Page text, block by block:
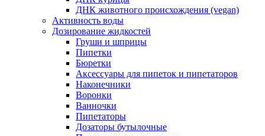
ДНК животного происхождения (vegan)
Активность воды
Дозирование жидкостей
Груши и шприцы
Пипетки
Бюретки
Аксессуары для пипеток и пипетаторов
Наконечники
Воронки
Ванночки
Пипетаторы
Дозаторы бутылочные